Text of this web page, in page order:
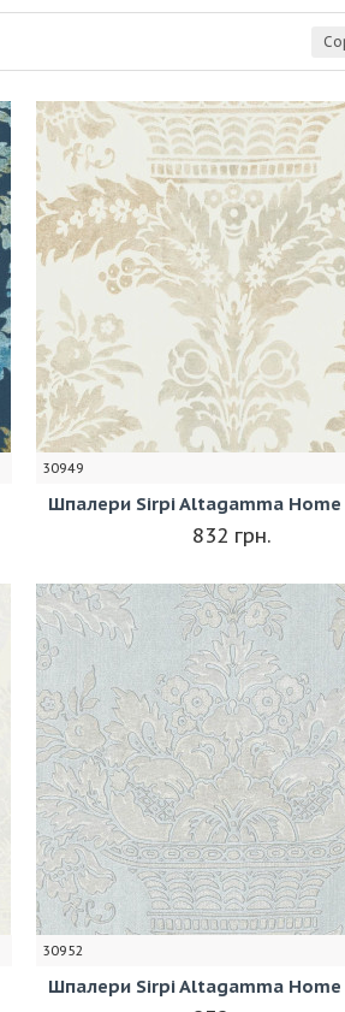
30949
Шпалери Sirpi Altagamma Home
832 грн.
30952
Шпалери Sirpi Altagamma Home